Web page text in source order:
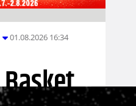
01.08.2026 16:34